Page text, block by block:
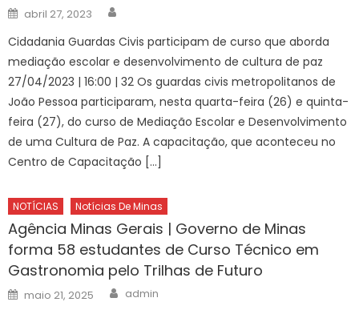
Posted
on
abril 27, 2023
Cidadania Guardas Civis participam de curso que aborda
mediação escolar e desenvolvimento de cultura de paz
27/04/2023 | 16:00 | 32 Os guardas civis metropolitanos de
João Pessoa participaram, nesta quarta-feira (26) e quinta-
feira (27), do curso de Mediação Escolar e Desenvolvimento
de uma Cultura de Paz. A capacitação, que aconteceu no
Centro de Capacitação […]
NOTÍCIAS Notícias De Minas
Agência Minas Gerais | Governo de Minas
forma 58 estudantes de Curso Técnico em
Gastronomia pelo Trilhas de Futuro
Posted
on
maio 21, 2025 Author
admin